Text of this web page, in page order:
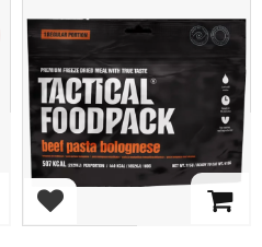
Lägg till i favoriter